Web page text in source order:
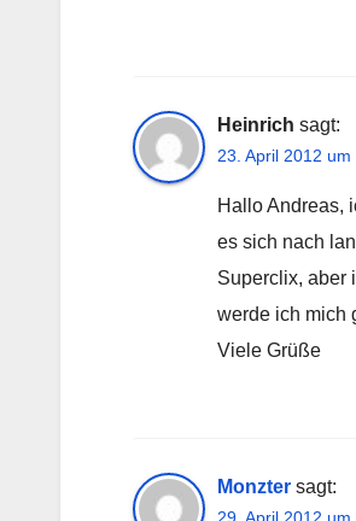
Heinrich sagt:
23. April 2012
Hallo Andreas,
es sich nach
Superclix, aber
werde ich mich
Viele Grüße
Monzter sagt:
29. April 2012